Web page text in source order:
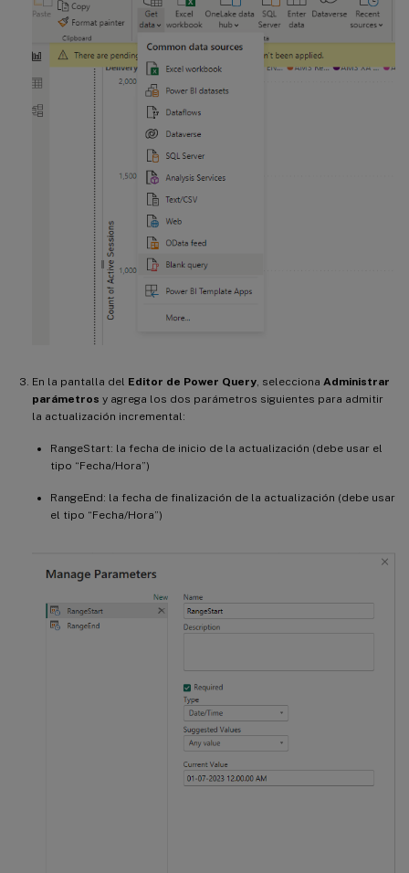
En la pantalla del Editor de Power Query, selecciona Administrar
parámetros y agrega los dos parámetros siguientes para admitir
la actualización incremental:
RangeStart: la fecha de inicio de la actualización (debe usar el
tipo “Fecha/Hora”)
RangeEnd: la fecha de finalización de la actualización (debe usar
el tipo “Fecha/Hora”)